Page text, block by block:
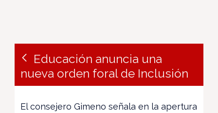
Educación anuncia una
nueva orden foral de Inclusión
El consejero Gimeno señala en la apertura